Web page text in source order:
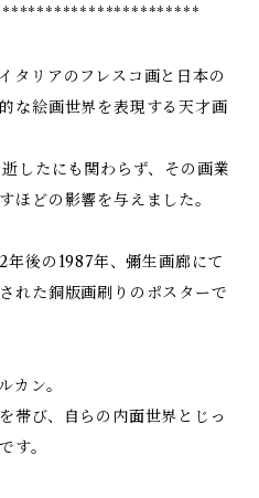
タリアのフレスコ画と日本の
な絵画世界を表現する天才画
したにも関わらず、その画業
ほどの影響を与えました。
年後の1987年、彌生画廊にて
れた銅版画刷りのポスターで
カン。
帯び、自らの内面世界とじっ
す。